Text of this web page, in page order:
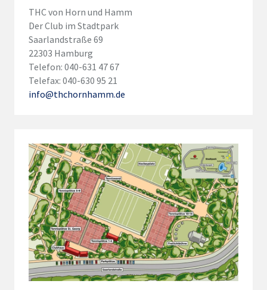
THC von Horn und Hamm
Der Club im Stadtpark
Saarlandstraße 69
22303 Hamburg
Telefon: 040-631 47 67
Telefax: 040-630 95 21
info@thchornhamm.de